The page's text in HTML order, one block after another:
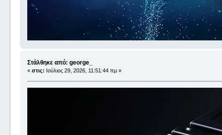
Στάλθηκε από: george_
« στις: Ιούλιος 29, 2026, 11:51:44 πμ »